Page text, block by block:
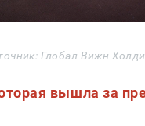
Глобал Вижн
вышла за